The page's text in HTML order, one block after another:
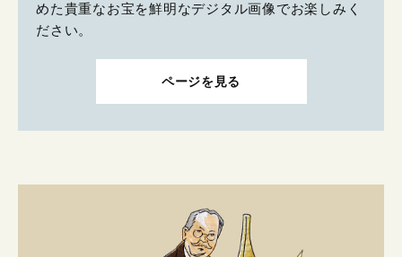
めた貴重なお宝を鮮明なデジタル画像でお楽しみく
ださい。
ページを見る